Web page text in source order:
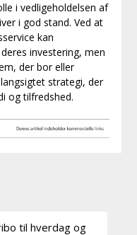
i vedligeholdelsen af
i god stand. Ved at
kan
investering, men
der bor eller
strategi, der
og tilfredshed.
til hverdag og